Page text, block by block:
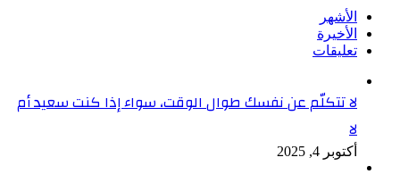
الأشهر
الأخيرة
تعليقات
لا تتكلّم عن نفسك طوال الوقت، سواء إذا كنت سعيد أم
لا
أكتوبر 4, 2025